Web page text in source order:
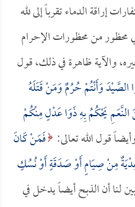
إراقة الدماء تقرباً إلى لله
محظور من محظورات الإحرام
والآية ظاهرة في ذلك، قول
الصَّيْدَ وَأَنْتُمْ حُرُمٌ وَمَنْ قَتَلَهُ
يَحْكُمُ بِهِ ذَوَا عَدْلٍ مِنْكُمْ
فَمَنْ كَانَ
مِنْ صِيَامٍ أَوْ صَدَقَةٍ أَوْ نُسُكٍ
يبين لنا أن الذبح أيضاً يدخل في